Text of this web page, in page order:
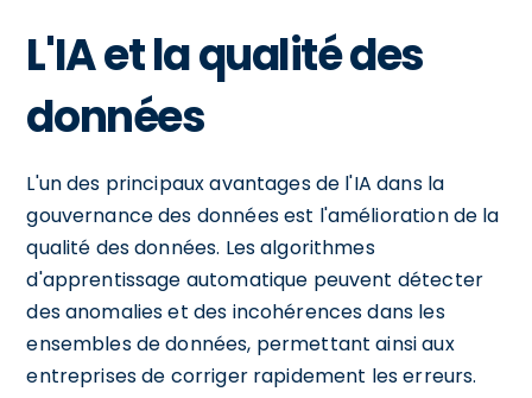
L'IA et la qualité des
données
L'un des principaux avantages de l'IA dans la
gouvernance des données est l'amélioration de la
qualité des données. Les algorithmes
d'apprentissage automatique peuvent détecter
des anomalies et des incohérences dans les
ensembles de données, permettant ainsi aux
entreprises de corriger rapidement les erreurs.